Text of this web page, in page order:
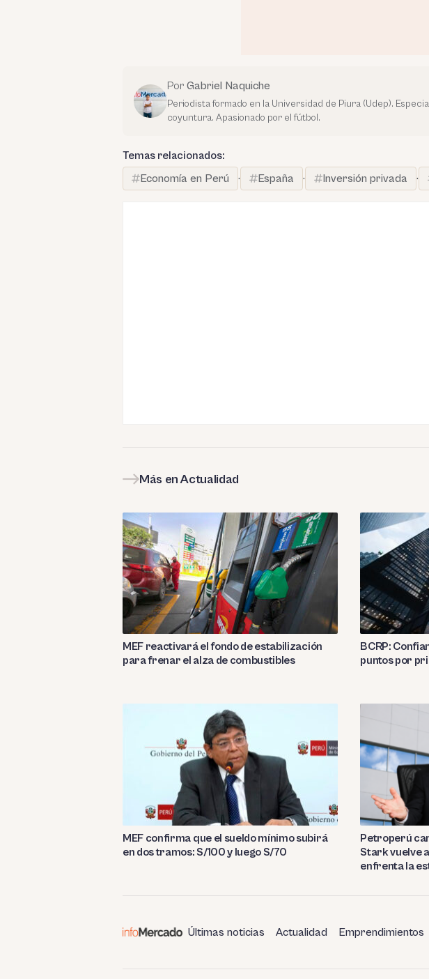
Por Gabriel Naquiche
Periodista formado en la Universidad de Piura (Udep).
coyuntura. Apasionado por el fútbol.
Temas relacionados:
Economía en Perú
· España · Inversión privada ·
Más en Actualidad
MEF reactivará el fondo de estabilización
para frenar el alza de combustibles
BCRP:
puntos por
MEF confirma que el sueldo mínimo subirá
en dos tramos: S/100 y luego S/70
Petroperú
Stark vuelve
enfrenta la
Últimas noticias Actualidad Emprendimientos